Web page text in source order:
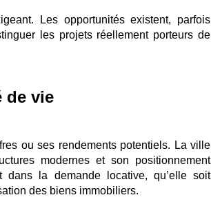
Les opportunités existent, parfois
les projets réellement porteurs de
de vie
ou ses rendements potentiels. La ville
modernes et son positionnement
la demande locative, qu’elle soit
des biens immobiliers.